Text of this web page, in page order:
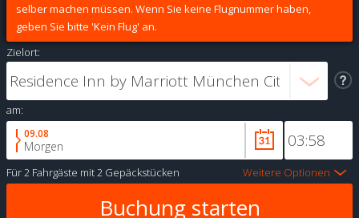
selber machen müssen. Wenn Sie keine Flugnummer haben,
geben Sie bitte 'Kein Flug' an.
Zielort:
am:
09.08
Morgen
Für2 Fahrgäste mit2 Gepäckstücken Weitere Optionen